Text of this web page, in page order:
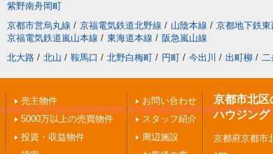
紫野南舟岡町
京都市営烏丸線 / 京福電気鉄道北野線 / 山陰本線 / 京都地下鉄東
京福電気鉄道嵐山本線 / 東海道本線 / 阪急嵐山線
北大路 / 北山 / 鞍馬口 / 北野白梅町 / 円町 / 今出川 / 出町柳 / 二
売主物件
5000万以上の売買物件
投資・収益物件
お問い合わせ
スタッフ紹介
周辺施設
京都市北区
ハウジング
京都府京都市